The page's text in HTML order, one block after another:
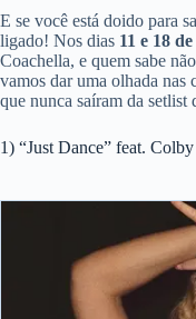
E se você está doido para
ligado! Nos dias 11 e 18
Coachella, e quem sabe
vamos dar uma olhada nas
que nunca saíram da setlist
1) “Just Dance” feat.